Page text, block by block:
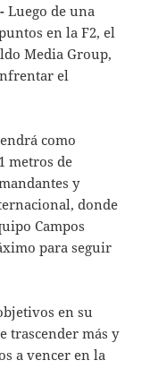
Luego de una
en la F2, el
Media Group,
el
como
metros de
y
donde
Campos
para seguir
en su
trascender más y
a vencer en la